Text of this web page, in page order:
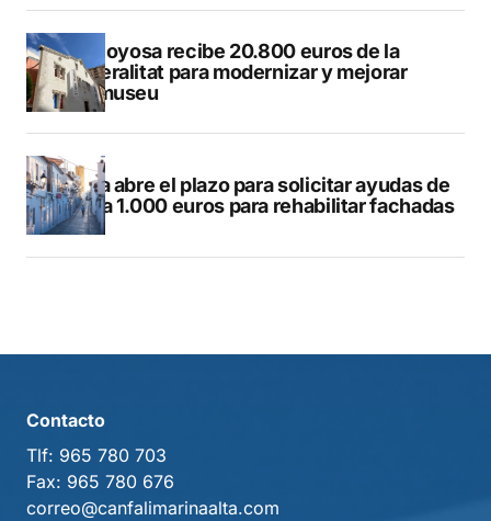
Villajoyosa recibe 20.800 euros de la
Generalitat para modernizar y mejorar
Vilamuseu
Altea abre el plazo para solicitar ayudas de
hasta 1.000 euros para rehabilitar fachadas
Contacto
Tlf: 965 780 703
Fax: 965 780 676
correo@canfalimarinaalta.com